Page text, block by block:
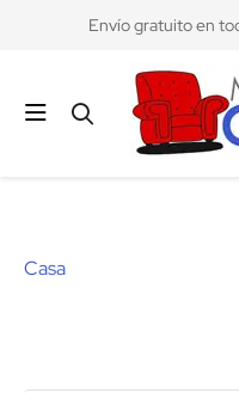
Envío gratuito en
Casa